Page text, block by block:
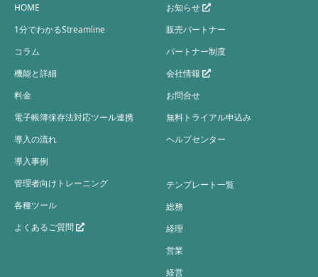
HOME
1分でわかるStreamline
コラム
機能と詳細
料金
電子帳簿保存法対応ツール連携
導入の流れ
導入事例
管理者向けトレーニング
各種ツール
よくあるご質問
お知らせ
販売パートナー
パートナー制度
会社情報
お問合せ
無料トライアル申込み
ヘルプセンター
テンプレート一覧
総務
経理
営業
経営